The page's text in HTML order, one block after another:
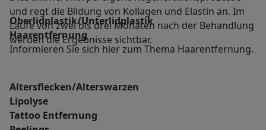
und regt die Bildung von Kollagen und Elastin an. Im
Laufe von zwei bis drei Monaten nach der Behandlung
werden die Ergebnisse sichtbar.
Oberlidplastik/Unterlidplastik
Haarentfernung
Informieren Sie sich hier zum Thema Haarentfernung.
Altersflecken/Alterswarzen
Lipolyse
Tattoo Entfernung